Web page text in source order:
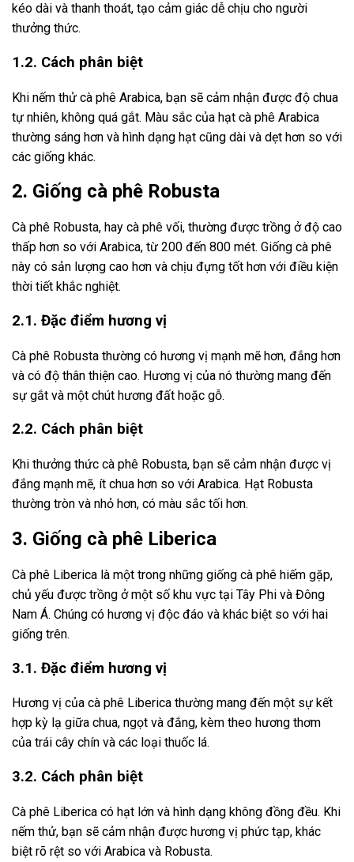
kéo dài và thanh thoát, tạo cảm giác dễ chịu cho người
thưởng thức.
1.2. Cách phân biệt
Khi nếm thử cà phê Arabica, bạn sẽ cảm nhận được độ chua
tự nhiên, không quá gắt. Màu sắc của hạt cà phê Arabica
thường sáng hơn và hình dạng hạt cũng dài và dẹt hơn so với
các giống khác.
2. Giống cà phê Robusta
Cà phê Robusta, hay cà phê vối, thường được trồng ở độ cao
thấp hơn so với Arabica, từ 200 đến 800 mét. Giống cà phê
này có sản lượng cao hơn và chịu đựng tốt hơn với điều kiện
thời tiết khắc nghiệt.
2.1. Đặc điểm hương vị
Cà phê Robusta thường có hương vị mạnh mẽ hơn, đắng hơn
và có độ thân thiện cao. Hương vị của nó thường mang đến
sự gắt và một chút hương đất hoặc gỗ.
2.2. Cách phân biệt
Khi thưởng thức cà phê Robusta, bạn sẽ cảm nhận được vị
đắng mạnh mẽ, ít chua hơn so với Arabica. Hạt Robusta
thường tròn và nhỏ hơn, có màu sắc tối hơn.
3. Giống cà phê Liberica
Cà phê Liberica là một trong những giống cà phê hiếm gặp,
chủ yếu được trồng ở một số khu vực tại Tây Phi và Đông
Nam Á. Chúng có hương vị độc đáo và khác biệt so với hai
giống trên.
3.1. Đặc điểm hương vị
Hương vị của cà phê Liberica thường mang đến một sự kết
hợp kỳ lạ giữa chua, ngọt và đắng, kèm theo hương thơm
của trái cây chín và các loại thuốc lá.
3.2. Cách phân biệt
Cà phê Liberica có hạt lớn và hình dạng không đồng đều. Khi
nếm thử, bạn sẽ cảm nhận được hương vị phức tạp, khác
biệt rõ rệt so với Arabica và Robusta.